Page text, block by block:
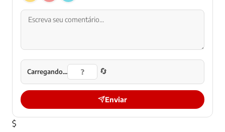
Carregando... 🔄
Enviar
$